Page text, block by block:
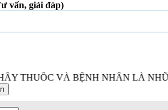
vấn, giải đáp)
THUỐC VÀ BỆNH NHÂN LÀ